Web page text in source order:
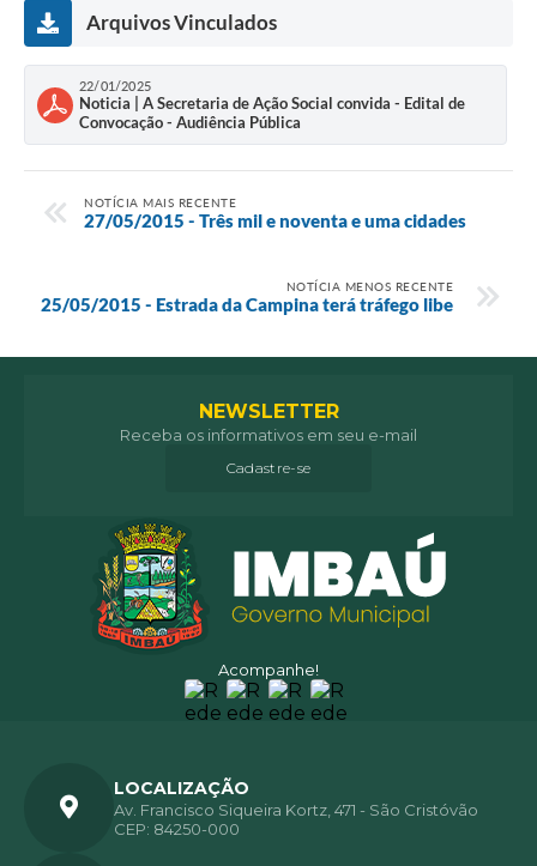
Arquivos Vinculados
22/01/2025
Noticia | A Secretaria de Ação Social convida - Edital de
Convocação - Audiência Pública
NOTÍCIA MAIS RECENTE
27/05/2015 - Três mil e noventa e uma cidades
NOTÍCIA MENOS RECENTE
25/05/2015 - Estrada da Campina terá tráfego libe
Acompanhe!
NEWSLETTER
Receba os informativos em seu e-mail
Cadastre-se
LOCALIZAÇÃO
Av. Francisco Siqueira Kortz, 471 - São Cristóvão
CEP: 84250-000